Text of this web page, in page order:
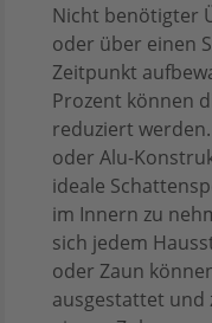
Nicht benötigter
oder über einen
Zeitpunkt
Prozent können
reduziert
oder Alu-
ideale
im Innern zu
sich jedem
oder Zaun
ausgestattet und